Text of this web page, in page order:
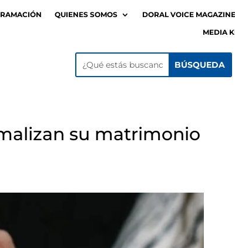
QUIENES SOMOS DORAL VOICE MAGAZINE
MEDIA
su matrimonio